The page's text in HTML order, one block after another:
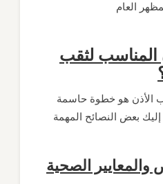
المناسب لثقب
الأذن هو خطوة حاسمة
الصحية